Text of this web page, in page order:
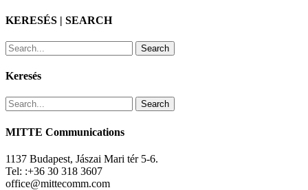
KERESÉS | SEARCH
Search
Keresés
Search
MITTE Communications
1137 Budapest, Jászai Mari tér 5-6.
Tel: :+36 30 318 3607
office@mittecomm.com